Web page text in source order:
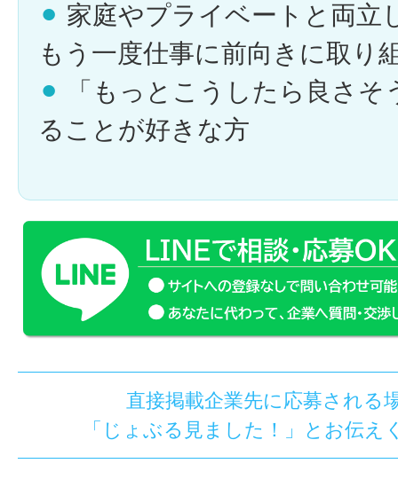
⚫︎ 家庭やプライベートと両立
もう一度仕事に前向きに取り
⚫︎
「もっとこうしたら良さそ
ることが好きな方
直接掲載企業先に応募される
「じょぶる見ました！」とお伝え